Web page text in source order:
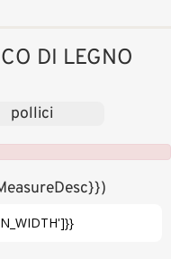
DI LEGNO
pollici